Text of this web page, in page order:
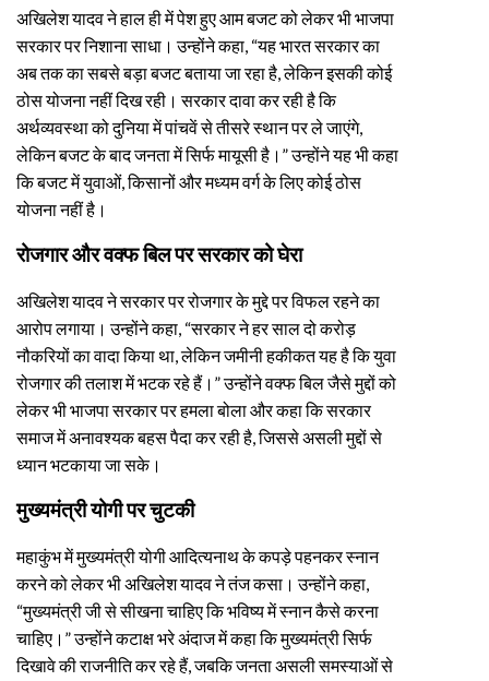
अखिलेश यादव ने हाल ही में पेश हुए आम बजट को लेकर भी भाजपा
सरकार पर निशाना साधा। उन्होंने कहा, “यह भारत सरकार का
अब तक का सबसे बड़ा बजट बताया जा रहा है, लेकिन इसकी कोई
ठोस योजना नहीं दिख रही। सरकार दावा कर रही है कि
अर्थव्यवस्था को दुनिया में पांचवें से तीसरे स्थान पर ले जाएंगे,
लेकिन बजट के बाद जनता में सिर्फ मायूसी है।” उन्होंने यह भी कहा
कि बजट में युवाओं, किसानों और मध्यम वर्ग के लिए कोई ठोस
योजना नहीं है।
रोजगार और वक्फ बिल पर सरकार को घेरा
अखिलेश यादव ने सरकार पर रोजगार के मुद्दे पर विफल रहने का
आरोप लगाया। उन्होंने कहा, “सरकार ने हर साल दो करोड़
नौकरियों का वादा किया था, लेकिन जमीनी हकीकत यह है कि युवा
रोजगार की तलाश में भटक रहे हैं।” उन्होंने वक्फ बिल जैसे मुद्दों को
लेकर भी भाजपा सरकार पर हमला बोला और कहा कि सरकार
समाज में अनावश्यक बहस पैदा कर रही है, जिससे असली मुद्दों से
ध्यान भटकाया जा सके।
मुख्यमंत्री योगी पर चुटकी
महाकुंभ में मुख्यमंत्री योगी आदित्यनाथ के कपड़े पहनकर स्नान
करने को लेकर भी अखिलेश यादव ने तंज कसा। उन्होंने कहा,
“मुख्यमंत्री जी से सीखना चाहिए कि भविष्य में स्नान कैसे करना
चाहिए।” उन्होंने कटाक्ष भरे अंदाज में कहा कि मुख्यमंत्री सिर्फ
दिखावे की राजनीति कर रहे हैं, जबकि जनता असली समस्याओं से